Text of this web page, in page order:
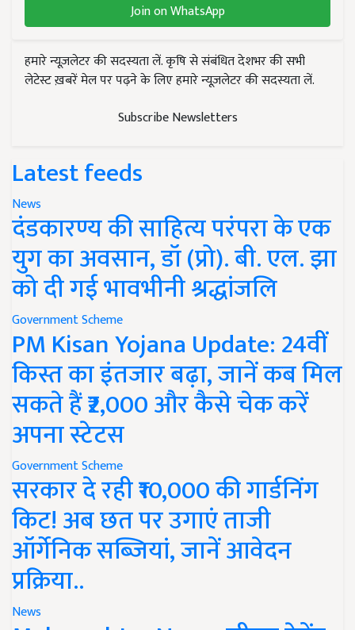
Join on WhatsApp
हमारे न्यूज़लेटर की सदस्यता लें. कृषि से संबंधित देशभर की सभी
लेटेस्ट ख़बरें मेल पर पढ़ने के लिए हमारे न्यूज़लेटर की सदस्यता लें.
Subscribe Newsletters
Latest feeds
News
दंडकारण्य की साहित्य परंपरा के एक
युग का अवसान, डॉ (प्रो). बी. एल. झा
को दी गई भावभीनी श्रद्धांजलि
Government Scheme
PM Kisan Yojana Update: 24वीं
किस्त का इंतजार बढ़ा, जानें कब मिल
सकते हैं ₹2,000 और कैसे चेक करें
अपना स्टेटस
Government Scheme
सरकार दे रही ₹10,000 की गार्डनिंग
किट! अब छत पर उगाएं ताजी
ऑर्गेनिक सब्जियां, जानें आवेदन
प्रक्रिया..
News